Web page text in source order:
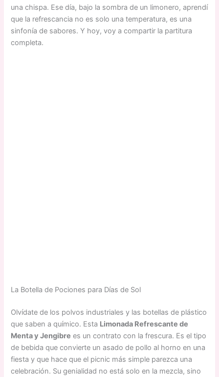
una chispa. Ese día, bajo la sombra de un limonero, aprendí
que la refrescancia no es solo una temperatura, es una
sinfonía de sabores. Y hoy, voy a compartir la partitura
completa.
La Botella de Pociones para Días de Sol
Olvídate de los polvos industriales y las botellas de plástico
que saben a químico. Esta Limonada Refrescante de
Menta y Jengibre es un contrato con la frescura. Es el tipo
de bebida que convierte un asado de pollo al horno en una
fiesta y que hace que el picnic más simple parezca una
celebración. Su genialidad no está solo en la mezcla, sino